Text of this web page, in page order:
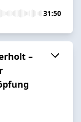
31:50
–